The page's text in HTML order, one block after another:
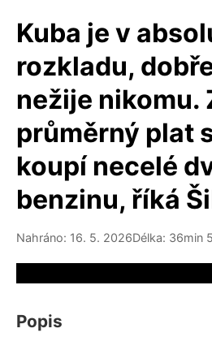
Kuba je v
rozkladu,
nežije nikomu.
průměrný plat
koupí necelé
benzinu, říká
Nahráno: 16. 5. 2026Délka: 36min
Popis